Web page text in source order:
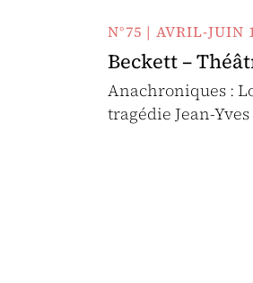
N°75 | AVRIL-JUIN
Beckett –
Anachroniques :
tragédie Jean-